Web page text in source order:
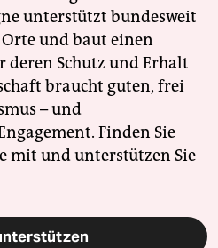
unterstützt bundesweit
und baut einen
deren Schutz und Erhalt
braucht guten, frei
– und
Finden Sie
mit und unterstützen Sie